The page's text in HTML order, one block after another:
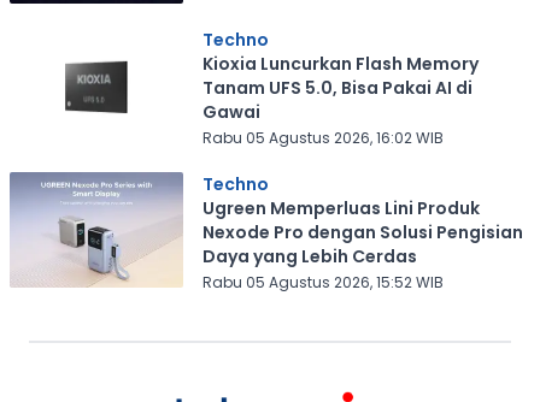
Techno
Kioxia Luncurkan Flash Memory
Tanam UFS 5.0, Bisa Pakai AI di
Gawai
Rabu 05 Agustus 2026, 16:02 WIB
Techno
Ugreen Memperluas Lini Produk
Nexode Pro dengan Solusi Pengisian
Daya yang Lebih Cerdas
Rabu 05 Agustus 2026, 15:52 WIB